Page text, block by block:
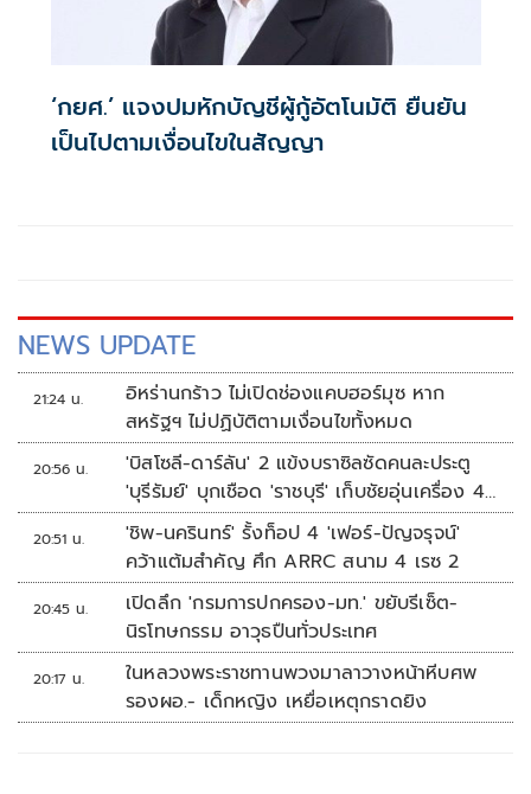
‘กยศ.’ แจงปมหักบัญชีผู้กู้อัตโนมัติ ยืนยัน
เป็นไปตามเงื่อนไขในสัญญา
NEWS UPDATE
21:24 น.
อิหร่านกร้าว ไม่เปิดช่องแคบฮอร์มุซ หาก
สหรัฐฯ ไม่ปฏิบัติตามเงื่อนไขทั้งหมด
20:56 น.
'บิสโซลี-ดาร์ลัน' 2 แข้งบราซิลซัดคนละประตู
'บุรีรัมย์' บุกเชือด 'ราชบุรี' เก็บชัยอุ่นเครื่อง 4
นัดรวด
20:51 น.
'ชิพ-นครินทร์' รั้งท็อป 4 'เฟอร์-ปัญจรุจน์'
คว้าแต้มสำคัญ ศึก ARRC สนาม 4 เรซ 2
20:45 น.
เปิดลึก 'กรมการปกครอง-มท.' ขยับรีเซ็ต-
นิรโทษกรรม อาวุธปืนทั่วประเทศ
20:17 น.
ในหลวงพระราชทานพวงมาลาวางหน้าหีบศพ
รองผอ.- เด็กหญิง เหยื่อเหตุกราดยิง